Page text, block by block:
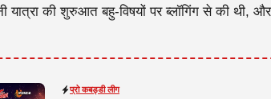
यात्रा की शुरुआत बहु-विषयों पर ब्लॉगिंग से की थी,
प्रो कबड्डी लीग